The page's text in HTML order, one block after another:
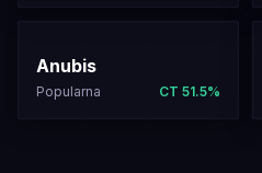
ANUBIS
Anubis
Popularna CT 51.5%